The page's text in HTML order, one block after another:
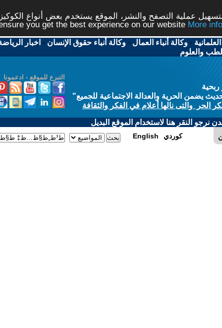
الموقع يستخدم بعض أنواع الكوكيز نرجو النقر على الزر
-وكالة أنباء حقوق الإنسان-اخبار الرياضة-اخبار
للجميع"
الفكر والثقافة
الموقع البديل